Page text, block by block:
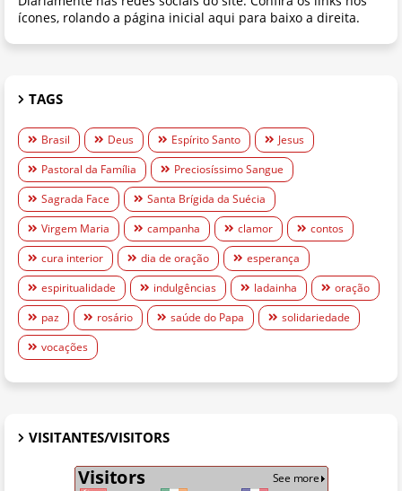
ícones, rolando a página inicial aqui para baixo a direita.
TAGS
Brasil Deus Espírito Santo
Jesus
Pastoral da Família
Preciosíssimo Sangue
Sagrada Face
Santa Brígida da Suécia
Virgem Maria
campanha clamor
contos
cura interior
dia de oração
esperança
espiritualidade
indulgências ladainha
oração
paz
rosário saúde do Papa
solidariedade
vocações
VISITANTES/VISITORS